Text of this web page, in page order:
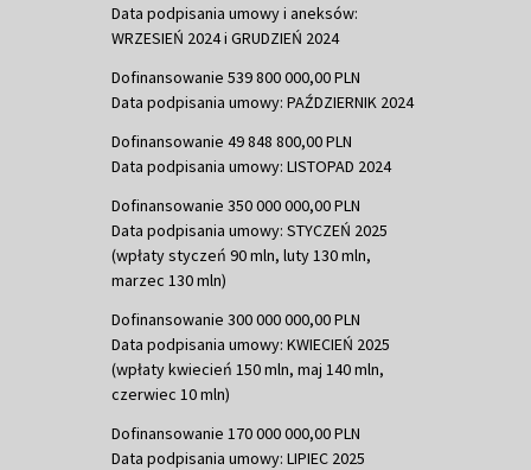
Data podpisania umowy i aneksów:
WRZESIEŃ 2024 i GRUDZIEŃ 2024
Dofinansowanie 539 800 000,00 PLN
Data podpisania umowy: PAŹDZIERNIK 2024
Dofinansowanie 49 848 800,00 PLN
Data podpisania umowy: LISTOPAD 2024
Dofinansowanie 350 000 000,00 PLN
Data podpisania umowy: STYCZEŃ 2025
(wpłaty styczeń 90 mln, luty 130 mln,
marzec 130 mln)
Dofinansowanie 300 000 000,00 PLN
Data podpisania umowy: KWIECIEŃ 2025
(wpłaty kwiecień 150 mln, maj 140 mln,
czerwiec 10 mln)
Dofinansowanie 170 000 000,00 PLN
Data podpisania umowy: LIPIEC 2025